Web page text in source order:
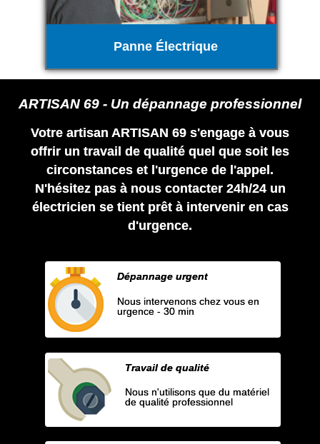
Panne Électrique
ARTISAN 69 - Un dépannage professionnel
Votre artisan ARTISAN 69 s'engage à vous
offrir un travail de qualité quel que soit les
circonstances et l'urgence de l'appel.
N'hésitez pas à nous contacter 24h/24 un
électricien se tient prêt à intervenir en cas
d'urgence.
Dépannage urgent
Nous intervenons chez vous en
urgence - 30 min
Travail de qualité
Nous n'utilisons que du matériel
de qualité professionnel